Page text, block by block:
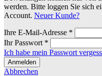
werden. Bitte loggen Sie sich
Account. Neuer Kunde?
Ihre E-Mail-Adresse *
Ihr Passwort *
Ich habe mein Passwort
Anmelden
Abbrechen